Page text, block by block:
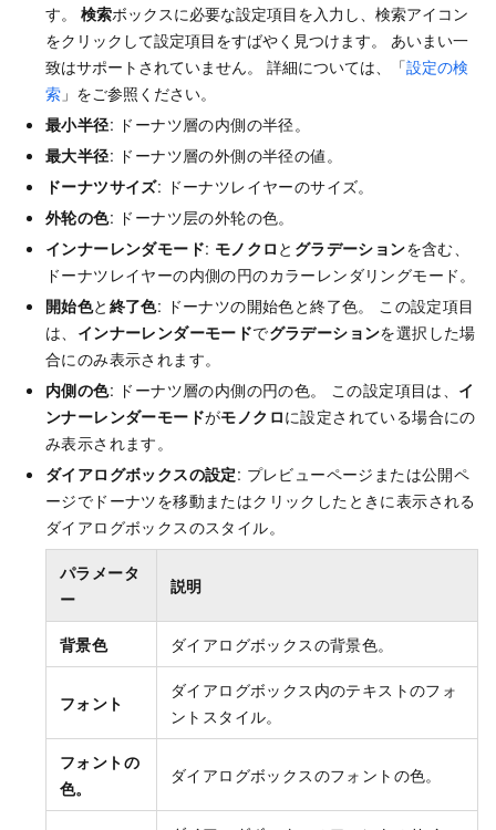
す。 検索ボックスに必要な設定項目を入力し、検索アイコン
をクリックして設定項目をすばやく見つけます。 あいまい一
致はサポートされていません。 詳細については、「設定の検
索 」をご参照ください。
最小半径: ドーナツ層の内側の半径。
最大半径: ドーナツ層の外側の半径の値。
ドーナツサイズ: ドーナツレイヤーのサイズ。
外轮の色: ドーナツ层の外轮の色。
インナーレンダモード: モノクロ と グラデーションを含む、
ドーナツレイヤーの内側の円のカラーレンダリングモード。
開始色と 終了色: ドーナツの開始色と終了色。 この設定項目
は、 インナーレンダーモードでグラデーションを選択した場
合にのみ表示されます。
内側の色: ドーナツ層の内側の円の色。 この設定項目は、 イ
ンナーレンダーモードがモノクロに設定されている場合にの
み表示されます。
ダイアログボックスの設定: プレビューページまたは公開ペ
ージでドーナツを移動またはクリックしたときに表示される
ダイアログボックスのスタイル。
パラメータ
ー
説明
背景色 ダイアログボックスの背景色。
フォント
ダイアログボックス内のテキストのフォ
ントスタイル。
フォントの
色。
ダイアログボックスのフォントの色。